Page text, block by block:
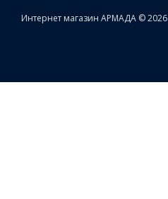
Интернет магазин АРМАДА © 2026